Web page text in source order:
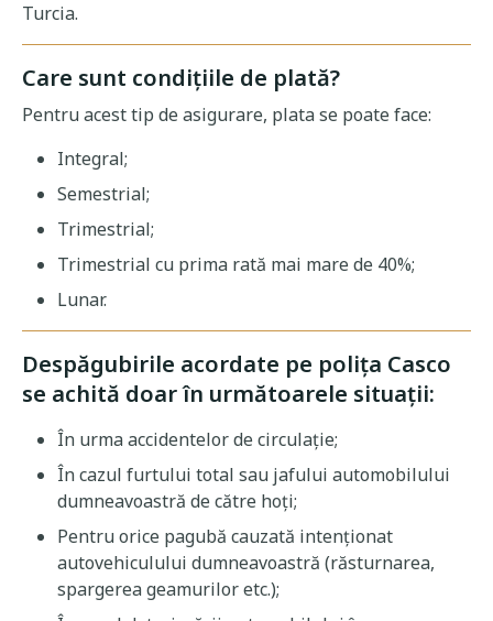
Turcia.
Care sunt condițiile de plată?
Pentru acest tip de asigurare, plata se poate face:
Integral;
Semestrial;
Trimestrial;
Trimestrial cu prima rată mai mare de 40%;
Lunar.
Despăgubirile acordate pe polița Casco
se achită doar în următoarele situații:
În urma accidentelor de circulație;
În cazul furtului total sau jafului automobilului
dumneavoastră de către hoți;
Pentru orice pagubă cauzată intenționat
autovehiculului dumneavoastră (răsturnarea,
spargerea geamurilor etc.);